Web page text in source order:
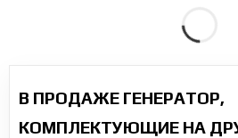
В ПРОДАЖЕ ГЕНЕРАТОР,
КОМПЛЕКТУЮЩИЕ НА